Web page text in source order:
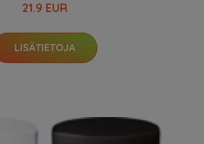
21.9 EUR
LISÄTIETOJA